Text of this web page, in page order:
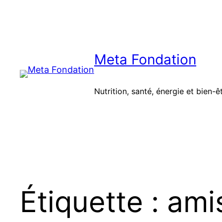
Meta Fondation
Nutrition, santé, énergie et bien-
Étiquette :